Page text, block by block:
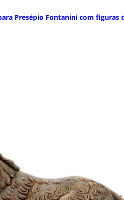
Presépio Fontanini com figuras